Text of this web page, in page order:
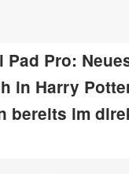
Pad Pro:
in Harry
bereits im